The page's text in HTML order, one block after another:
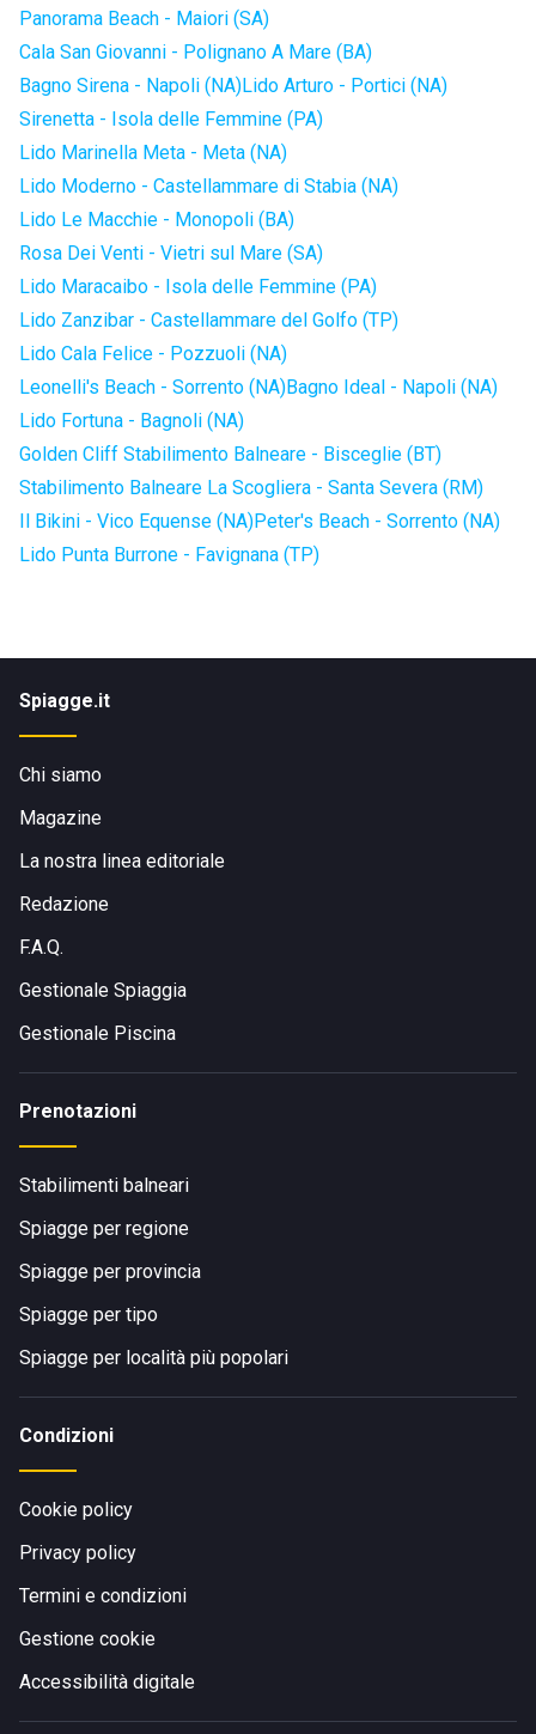
Panorama Beach - Maiori (SA)
Cala San Giovanni - Polignano A Mare (BA)
Bagno Sirena - Napoli (NA)Lido Arturo - Portici (NA)
Sirenetta - Isola delle Femmine (PA)
Lido Marinella Meta - Meta (NA)
Lido Moderno - Castellammare di Stabia (NA)
Lido Le Macchie - Monopoli (BA)
Rosa Dei Venti - Vietri sul Mare (SA)
Lido Maracaibo - Isola delle Femmine (PA)
Lido Zanzibar - Castellammare del Golfo (TP)
Lido Cala Felice - Pozzuoli (NA)
Leonelli's Beach - Sorrento (NA)Bagno Ideal - Napoli (NA)
Lido Fortuna - Bagnoli (NA)
Golden Cliff Stabilimento Balneare - Bisceglie (BT)
Stabilimento Balneare La Scogliera - Santa Severa (RM)
Il Bikini - Vico Equense (NA)Peter's Beach - Sorrento (NA)
Lido Punta Burrone - Favignana (TP)
Spiagge.it
Chi siamo
Magazine
La nostra linea editoriale
Redazione
F.A.Q.
Gestionale Spiaggia
Gestionale Piscina
Prenotazioni
Stabilimenti balneari
Spiagge per regione
Spiagge per provincia
Spiagge per tipo
Spiagge per località più popolari
Condizioni
Cookie policy
Privacy policy
Termini e condizioni
Gestione cookie
Accessibilità digitale